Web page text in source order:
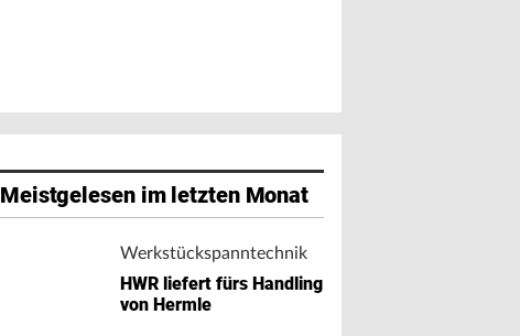
Meistgelesen im letzten Monat
Werkstückspanntechnik
HWR liefert fürs Handling
von Hermle